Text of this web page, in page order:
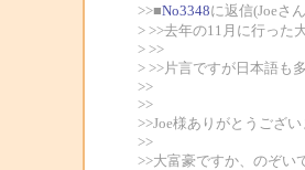
>>■No3348に返信(Joeさ
> >>去年の11月に行った
> >>
> >>片言ですが日本語も
>>
>>
>>Joe様ありがとうござい
>>
>>大富豪ですか、のぞい